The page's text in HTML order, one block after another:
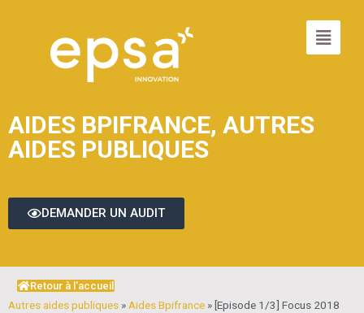
AIDES BPIFRANCE, AUTRES
AIDES PUBLIQUES
DEMANDER UN AUDIT
Retour à l'accueil
Autres aides publiques »Aides Bpifrance » [Episode 1/3] Focus 2018